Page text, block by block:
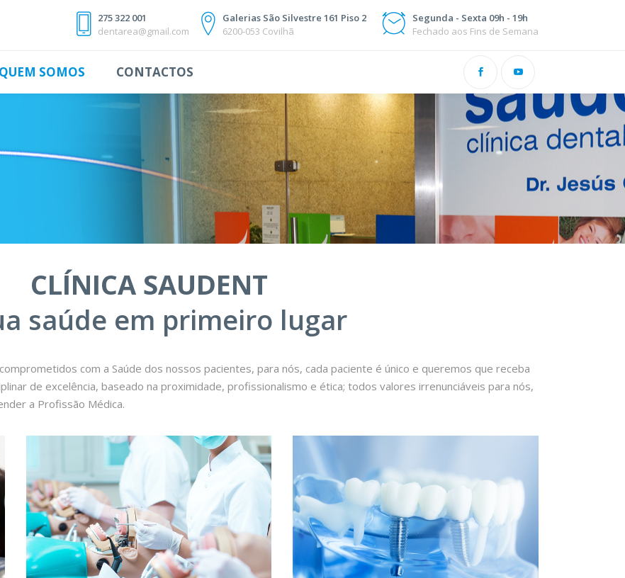
275 322 001
dentarea@gmail.com
Galerias São Silvestre 161 Piso 2
6200-053 Covilhã
Segunda - Sexta 09h - 19h
Fechado aos Fins de Semana
QUEM SOMOS CONTACTOS
CLÍNICA SAUDENT
saúde em primeiro lugar
com a Saúde dos nossos pacientes, para nós, cada paciente é único e queremos que receba
de excelência, baseado na proximidade, profissionalismo e ética; todos valores irrenunciáveis para nós,
a Profissão Médica.